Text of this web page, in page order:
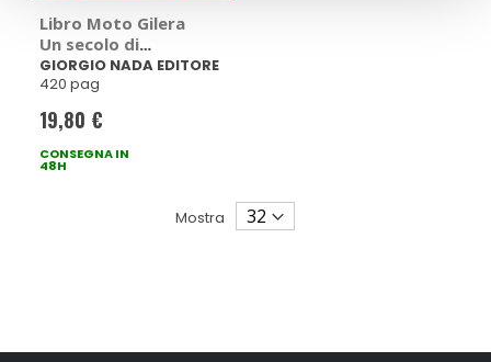
Libro Moto Gilera
Un secolo di
tecnica e sport -
GIORGIO NADA
EDITORE
GIORGIO NADA EDITORE
420 pag
19,80 €
CONSEGNA IN
48H
Mostra